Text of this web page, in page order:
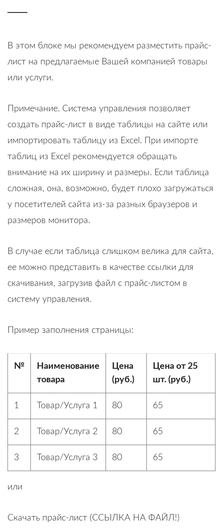
В этом блоке мы рекомендуем разместить прайс-
лист на предлагаемые Вашей компанией товары
или услуги.
Примечание. Система управления позволяет
создать прайс-лист в виде таблицы на сайте или
импортировать таблицу из Excel. При импорте
таблиц из Excel рекомендуется обращать
внимание на их ширину и размеры. Если таблица
сложная, она, возможно, будет плохо загружаться
у посетителей сайта из-за разных браузеров и
размеров монитора.
В случае если таблица слишком велика для сайта,
ее можно представить в качестве ссылки для
скачивания, загрузив файл с прайс-листом в
систему управления.
Пример заполнения страницы:
№
Наименование
товара
Цена
(руб.)
Цена от 25
шт. (руб.)
1 Товар/Услуга 1 80 65
2 Товар/Услуга 2 80 65
3 Товар/Услуга 3 80 65
или
Скачать прайс-лист (ССЫЛКА НА ФАЙЛ!)